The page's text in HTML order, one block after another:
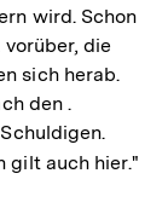
wird. Schon
die
sich herab.
den .
gilt auch hier."